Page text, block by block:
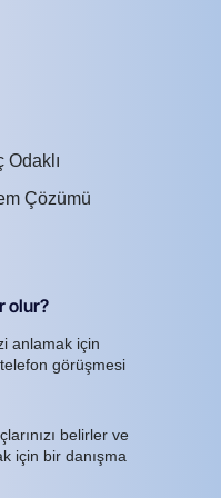
Odaklı
Çözümü
olur?
anlamak için
görüşmesi
belirler ve
için bir danışma